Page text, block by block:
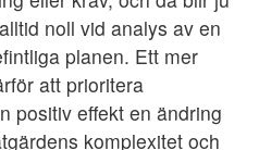
noll vid analys av en
planen. Ett mer
att prioritera
positiv effekt en ändring
komplexitet och